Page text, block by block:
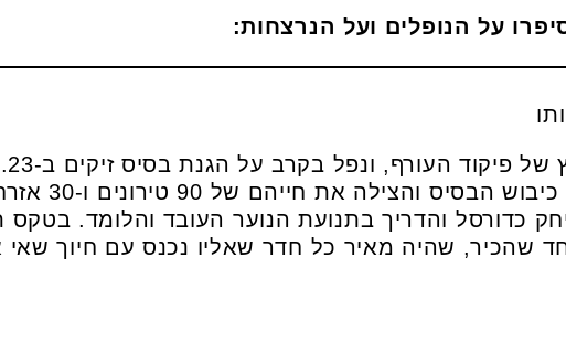
על הנופלים ועל הנרצחות:
גבורתם של עומרי וחבריו לצוות מנעה את כיבוש
כדורסל והדריך בתנועת הנוער העובד והלומד. בטקס
שהכיר, שהיה מאיר כל חדר שאליו נכנס עם חיוך